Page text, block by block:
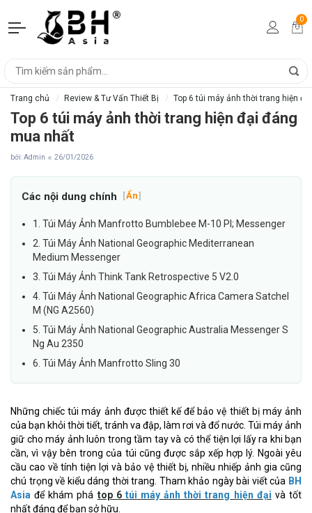
0
Trang chủ Review & Tư Vấn Thiết Bị Top 6 túi máy ảnh thời trang hiện
Top 6 túi máy ảnh thời trang hiện đại đáng
mua nhất
bởi: Admin 26/01/2026
Các nội dung chính [Ẩn]
1. Túi Máy Ảnh Manfrotto Bumblebee M-10 Pl; Messenger
2. Túi Máy Ảnh National Geographic Mediterranean
Medium Messenger
3. Túi Máy Ảnh Think Tank Retrospective 5 V2.0
4. Túi Máy Ảnh National Geographic Africa Camera Satchel
M (NG A2560)
5. Túi Máy Ảnh National Geographic Australia Messenger S
Ng Au 2350
6. Túi Máy Ảnh Manfrotto Sling 30
Những chiếc túi máy ảnh được thiết kế để bảo vệ thiết bị máy ảnh
của bạn khỏi thời tiết, tránh va đập, làm rơi và đổ nước. Túi máy ảnh
giữ cho máy ảnh luôn trong tầm tay và có thể tiện lợi lấy ra khi bạn
cần, vì vậy bên trong của túi cũng được sắp xếp hợp lý. Ngoài yêu
cầu cao về tính tiện lợi và bảo vệ thiết bị, nhiều nhiếp ảnh gia cũng
chú trọng về kiểu dáng thời trang. Tham khảo ngày bài viết của BH
Asia để khám phá top 6 túi máy ảnh thời trang hiện đại và tốt
nhất đáng để bạn sở hữu.